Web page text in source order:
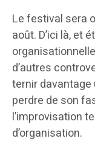
Le festival sera
août. D’ici là, et
d’autres
ternir davantage
perdre de son
l’improvisation
d’organisation.